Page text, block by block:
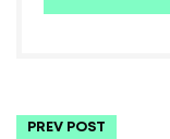
PREV POST